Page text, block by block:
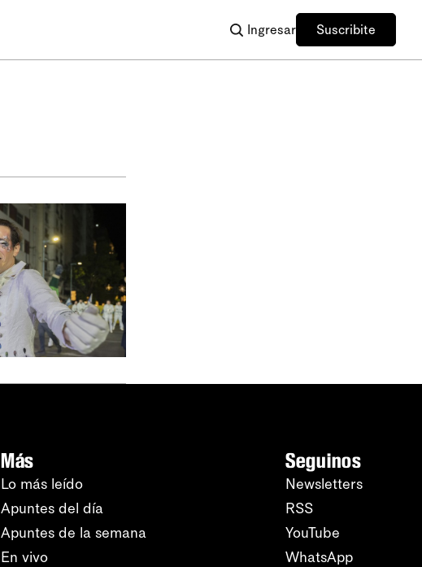
Ingresar Suscribite
Más
Lo más leído
Apuntes del día
Apuntes de la semana
En vivo
Seguinos
Newsletters
RSS
YouTube
WhatsApp